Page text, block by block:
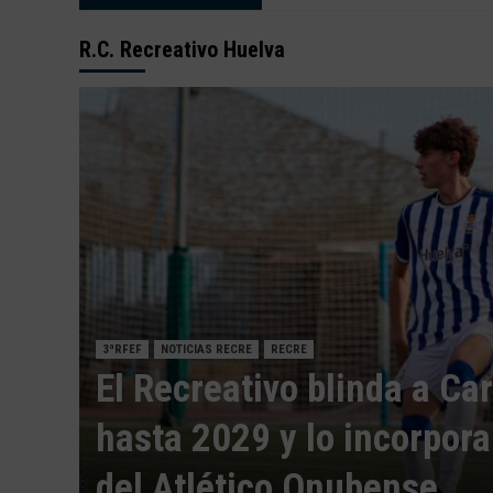
R.C. Recreativo Huelva
3ªRFEF NOTICIAS RECRE RECRE
El Recreativo blinda a
hasta 2029 y lo